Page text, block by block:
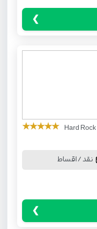
Hard
★
★
★
★
★
نقد / اقساط